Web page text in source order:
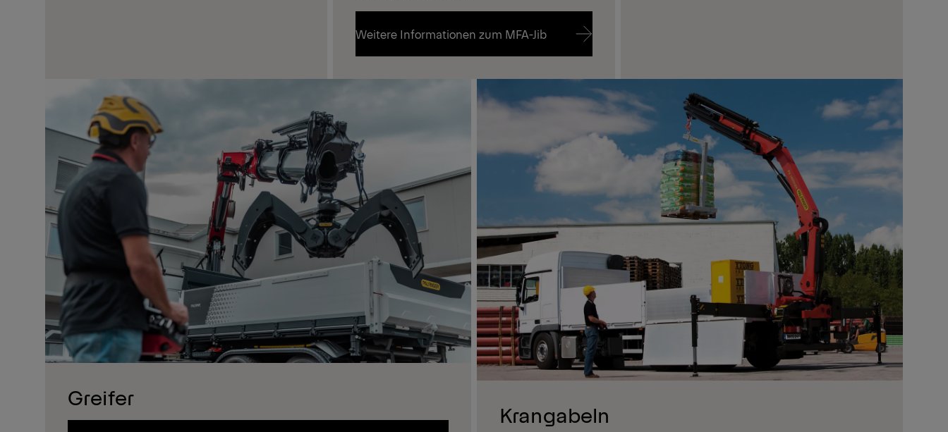
Weitere Informationen zum MFA-Jib
Weitere Informationen zum MFA-Jib
Greifer
Krangabeln